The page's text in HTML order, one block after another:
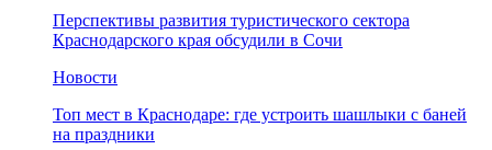
Перспективы развития туристического сектора
Краснодарского края обсудили в Сочи
Новости
Топ мест в Краснодаре: где устроить шашлыки с баней
на праздники